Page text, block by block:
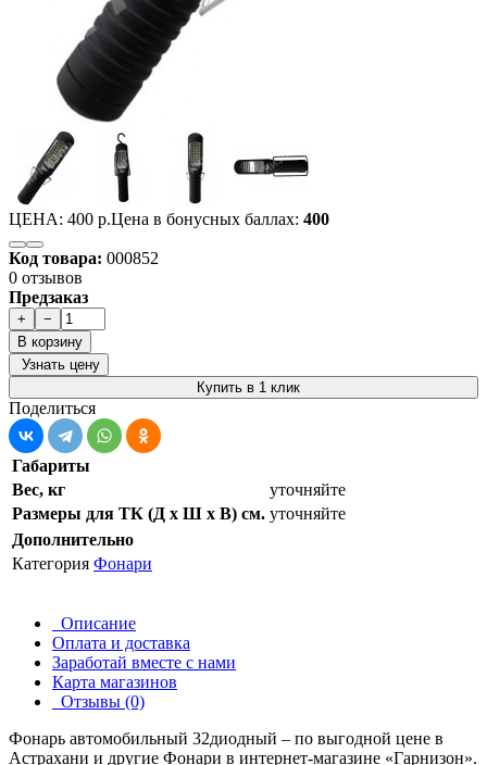
ЦЕНА: 400 р.Цена в бонусных баллах: 400
Код товара: 000852
0 отзывов
Предзаказ
+
−
В корзину
Узнать цену
Купить в 1 клик
Поделиться
Габариты
Вес, кг
уточняйте
Размеры для ТК (Д х Ш х В) см. уточняйте
Дополнительно
Категория Фонари
Описание
Оплата и доставка
Заработай вместе с нами
Карта магазинов
Отзывы (0)
Фонарь автомобильный 32диодный – по выгодной цене в
Астрахани и другие Фонари в интернет-магазине «Гарнизон».